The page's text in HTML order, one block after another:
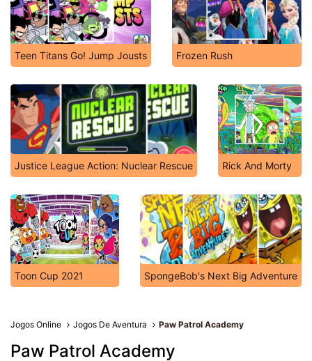
Teen Titans Go! Jump Jousts Frozen Rush
Justice League Action: Nuclear Rescue Rick And Morty
Toon Cup 2021 SpongeBob's Next Big Adventure
Jogos Online Jogos De Aventura Paw Patrol Academy
Paw Patrol Academy